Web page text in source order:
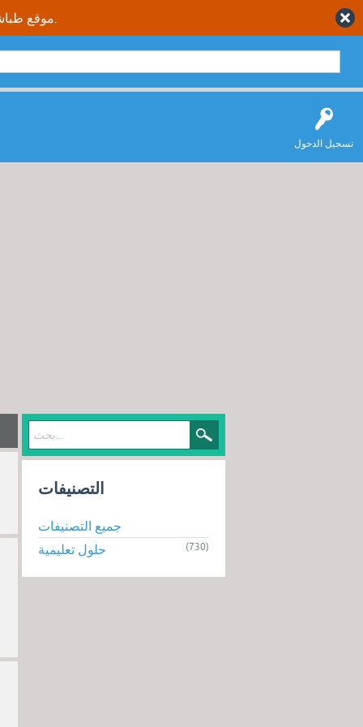
تسجيل الدخول
التصنيفات
جميع التصنيفات
حلول تعليمية
(730)